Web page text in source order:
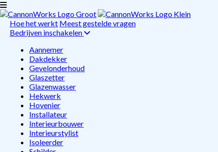
Hoe het werkt Meest gestelde vragen
Bedrijven inschakelen
Aannemer
Dakdekker
Gevelonderhoud
Glaszetter
Glazenwasser
Hekwerk
Hovenier
Installateur
Interieurbouwer
Interieurstylist
Isoleerder